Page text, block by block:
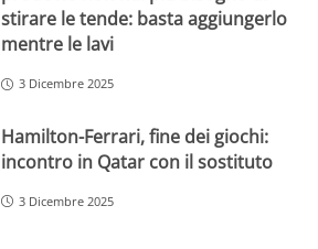
stirare le tende: basta aggiungerlo
mentre le lavi
3 Dicembre 2025
Hamilton-Ferrari, fine dei giochi:
incontro in Qatar con il sostituto
3 Dicembre 2025